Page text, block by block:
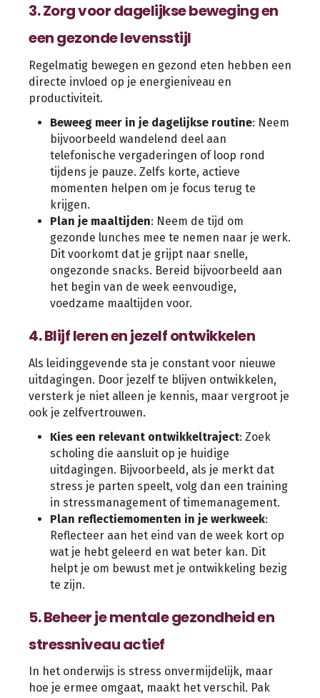
3. Zorg voor dagelijkse beweging en
een gezonde levensstijl
Regelmatig bewegen en gezond eten hebben een
directe invloed op je energieniveau en
productiviteit.
Beweeg meer in je dagelijkse routine: Neem
bijvoorbeeld wandelend deel aan
telefonische vergaderingen of loop rond
tijdens je pauze. Zelfs korte, actieve
momenten helpen om je focus terug te
krijgen.
Plan je maaltijden: Neem de tijd om
gezonde lunches mee te nemen naar je werk.
Dit voorkomt dat je grijpt naar snelle,
ongezonde snacks. Bereid bijvoorbeeld aan
het begin van de week eenvoudige,
voedzame maaltijden voor.
4. Blijf leren en jezelf ontwikkelen
Als leidinggevende sta je constant voor nieuwe
uitdagingen. Door jezelf te blijven ontwikkelen,
versterk je niet alleen je kennis, maar vergroot je
ook je zelfvertrouwen.
Kies een relevant ontwikkeltraject: Zoek
scholing die aansluit op je huidige
uitdagingen. Bijvoorbeeld, als je merkt dat
stress je parten speelt, volg dan een training
in stressmanagement of timemanagement.
Plan reflectiemomenten in je werkweek:
Reflecteer aan het eind van de week kort op
wat je hebt geleerd en wat beter kan. Dit
helpt je om bewust met je ontwikkeling bezig
te zijn.
5. Beheer je mentale gezondheid en
stressniveau actief
In het onderwijs is stress onvermijdelijk, maar
hoe je ermee omgaat, maakt het verschil. Pak